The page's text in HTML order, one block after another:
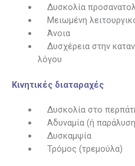
Δυσκολία
Μειωμένη
Άνοια
Δυσχέρεια στην
λόγου
Κινητικές διαταραχές
Δυσκολία στο
Αδυναμία (ή
Δυσκαμψία
Τρόμος (τρεμούλα)